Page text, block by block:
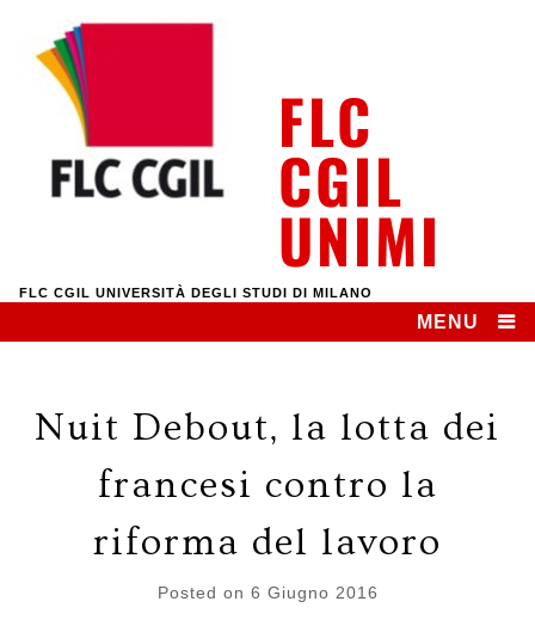
content
FLC
CGIL
UNIMI
FLC CGIL UNIVERSITÀ DEGLI STUDI DI MILANO
MENU
Nuit Debout, la lotta dei
francesi contro la
riforma del lavoro
Posted on 6 Giugno 2016